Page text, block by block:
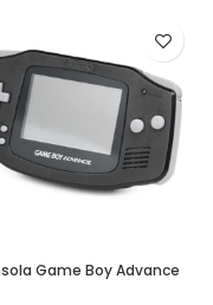
Game Boy Advance